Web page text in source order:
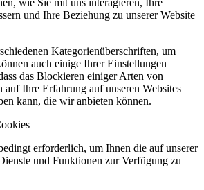
wie Sie mit uns interagieren, Ihre
und Ihre Beziehung zu unserer Website
Kategorienüberschriften, um
auch einige Ihrer Einstellungen
das Blockieren einiger Arten von
Ihre Erfahrung auf unseren Websites
kann, die wir anbieten können.
erforderlich, um Ihnen die auf unserer
und Funktionen zur Verfügung zu